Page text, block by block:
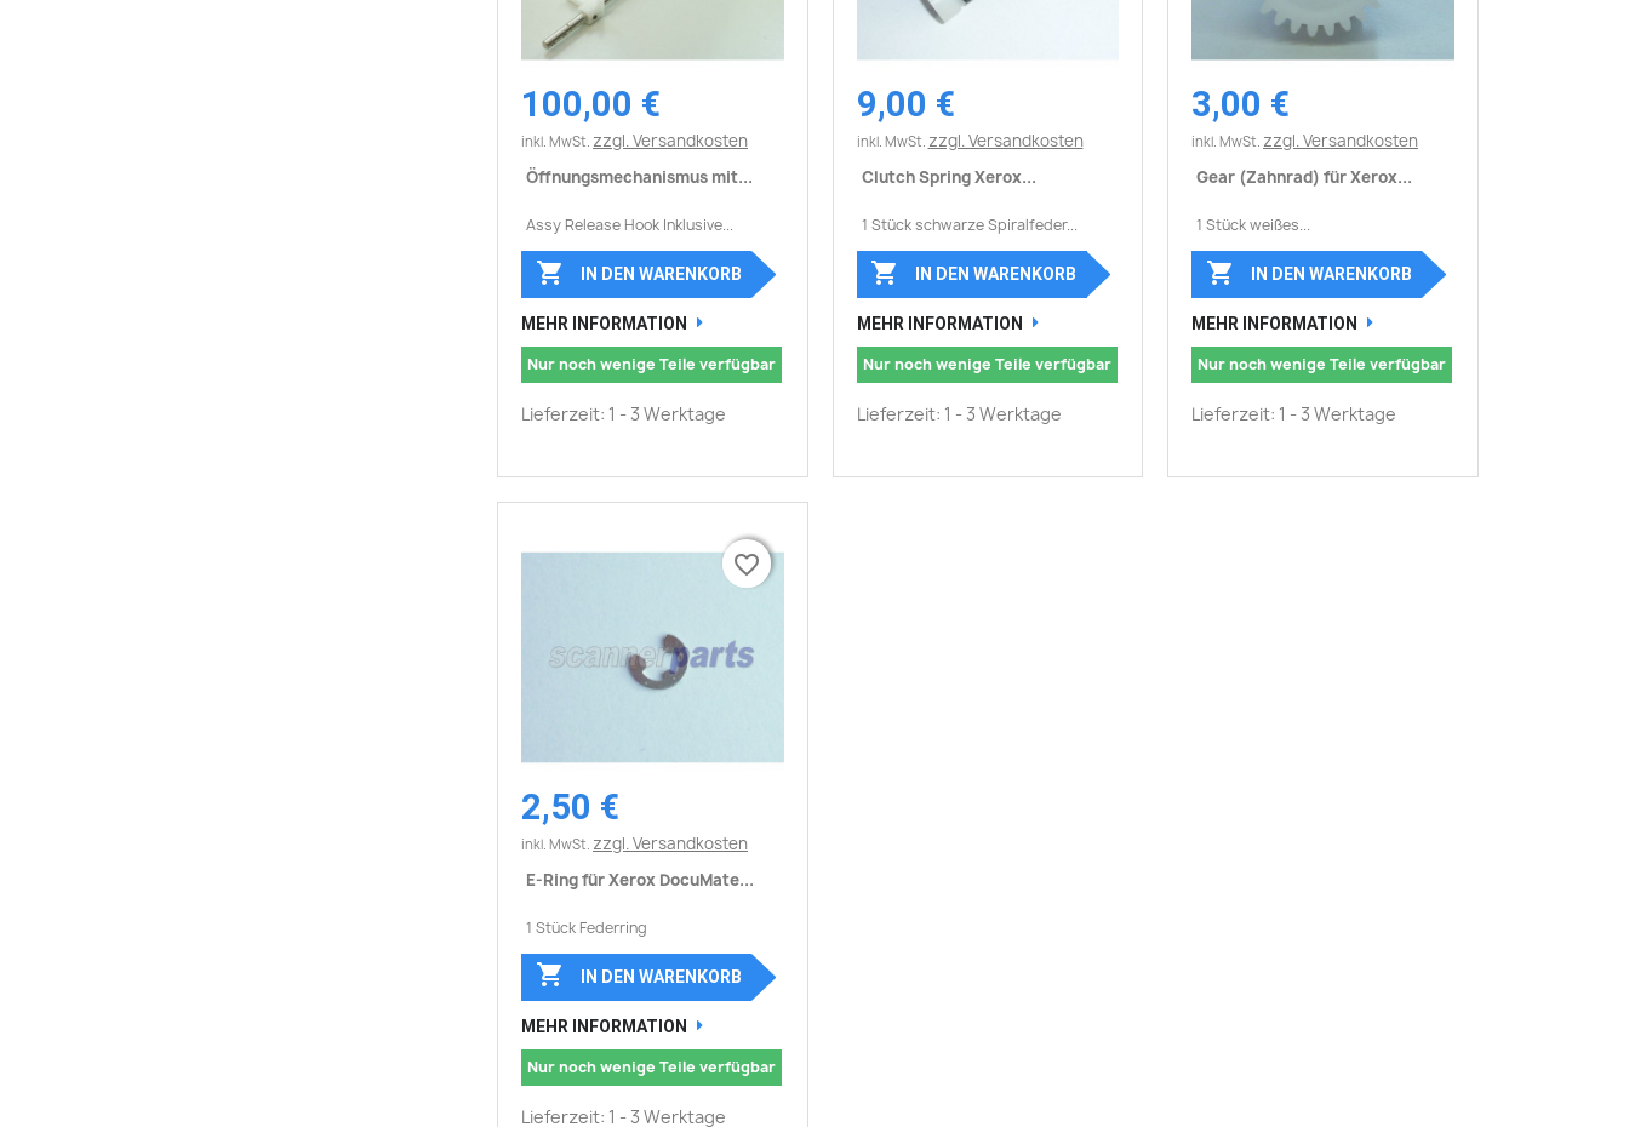
Vorschau
100,00 €
inkl. MwSt. zzgl. Versandkosten
Öffnungsmechanismus mit...
Assy Release Hook Inklusive...
 IN DEN WARENKORB
MEHR INFORMATION
Nur noch wenige Teile verfügbar
Lieferzeit: 1 - 3 Werktage

9,00 €
inkl. MwSt. zzgl. Versandkosten
Clutch Spring Xerox...
1 Stück schwarze Spiralfeder...
 IN DEN WARENKORB
MEHR INFORMATION
Nur noch wenige Teile verfügbar
Lieferzeit: 1 - 3 Werktage

3,00 €
inkl. MwSt. zzgl. Versandkosten
Gear (Zahnrad) für Xerox...
1 Stück weißes...
 IN DEN WARENKORB
MEHR INFORMATION
Nur noch wenige Teile verfügbar
Lieferzeit: 1 - 3 Werktage

2,50 €
inkl. MwSt. zzgl. Versandkosten
E-Ring für Xerox DocuMate...
1 Stück Federring
favorite_border
 IN DEN WARENKORB
MEHR INFORMATION
Nur noch wenige Teile verfügbar
Lieferzeit: 1 - 3 Werktage
favorite_border